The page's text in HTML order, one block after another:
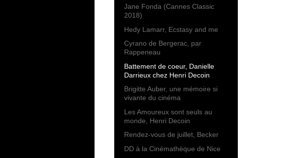
Jane Fonda (Cannes Classic
2018)
Hedy Lamarr, Ecstasy and me
Cyrano de Bergerac, par
Rappeneau
Battement de coeur, Danielle
Darrieux chez Henri Decoin
Brigitte Auber, une mémoire si
vivante du cinéma
Les Amoureux sont seuls au
monde, Henri Decoin
Rendez-vous de juillet, Becker
DD à la Cinémathèque de Nice